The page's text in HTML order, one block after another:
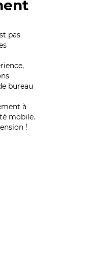
pas
bureau
à
mobile.
!